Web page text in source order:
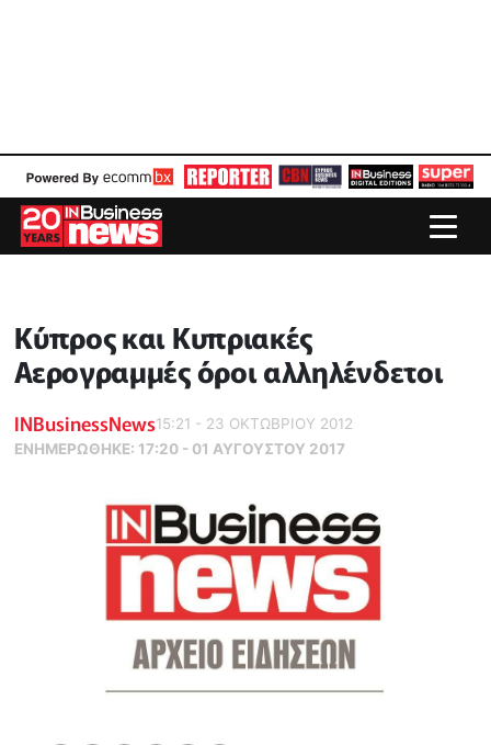
Κύπρος και Κυπριακές
Αερογραμμές όροι αλληλένδετοι
INBusinessNews15:21 - 23 ΟΚΤΩΒΡΙΟΥ 2012
ΕΝΗΜΕΡΏΘΗΚΕ: 17:20 - 01 ΑΥΓΟΥΣΤΟΥ 2017